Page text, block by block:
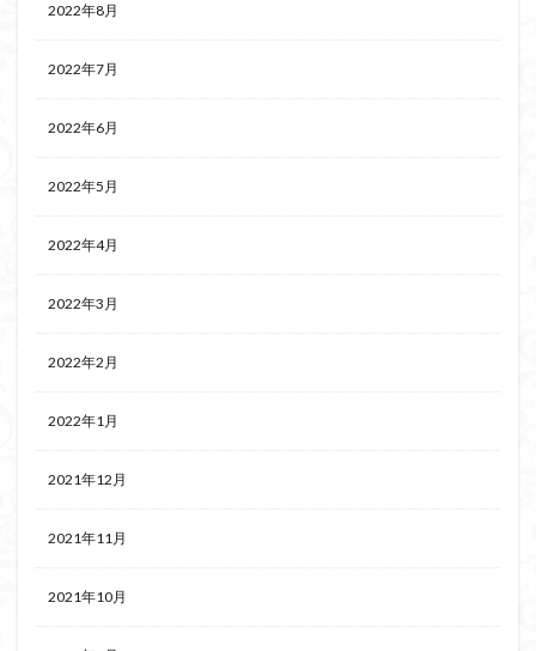
2022年8月
2022年7月
2022年6月
2022年5月
2022年4月
2022年3月
2022年2月
2022年1月
2021年12月
2021年11月
2021年10月